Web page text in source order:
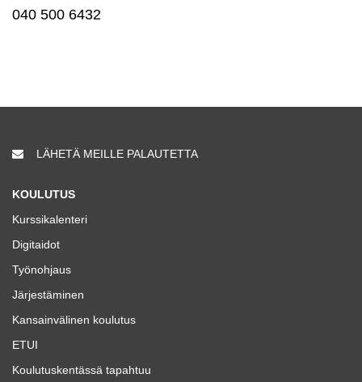
040 500 6432
LÄHETÄ MEILLE PALAUTETTA
KOULUTUS
Kurssikalenteri
Digitaidot
Työnohjaus
Järjestäminen
Kansainvälinen koulutus
ETUI
Koulutuskentässä tapahtuu